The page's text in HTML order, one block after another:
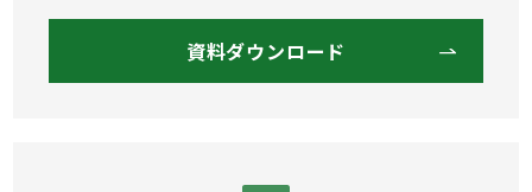
資料ダウンロード